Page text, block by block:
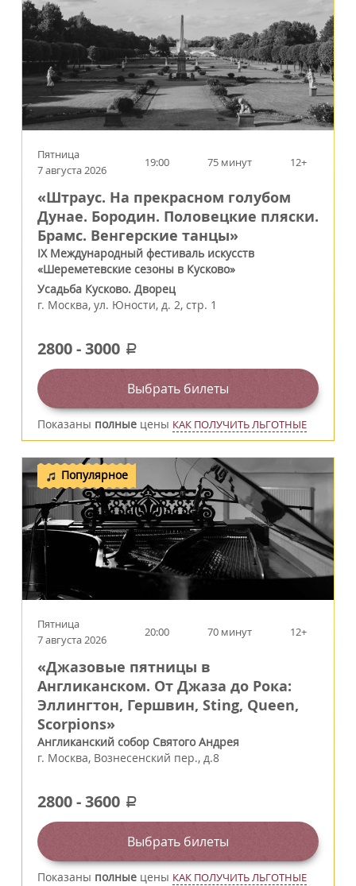
Пятница
7 августа 2026
19:00 75 минут 12+
«Штраус. На прекрасном голубом
Дунае. Бородин. Половецкие пляски.
Брамс. Венгерские танцы»
IX Международный фестиваль искусств
«Шереметевские сезоны в Кусково»
Усадьба Кусково. Дворец
г. Москва, ул. Юности, д. 2, стр. 1
2800-3000 a
Выбрать билеты
Показаны полные цены КАК ПОЛУЧИТЬ ЛЬГОТНЫЕ
Популярное
Пятница
7 августа 2026
20:00 70 минут 12+
«Джазовые пятницы в
Англиканском. От Джаза до Рока:
Эллингтон, Гершвин, Sting, Queen,
Scorpions»
Англиканский собор Святого Андрея
г. Москва, Вознесенский пер., д.8
2800-3600 a
Выбрать билеты
Показаны полные цены КАК ПОЛУЧИТЬ ЛЬГОТНЫЕ